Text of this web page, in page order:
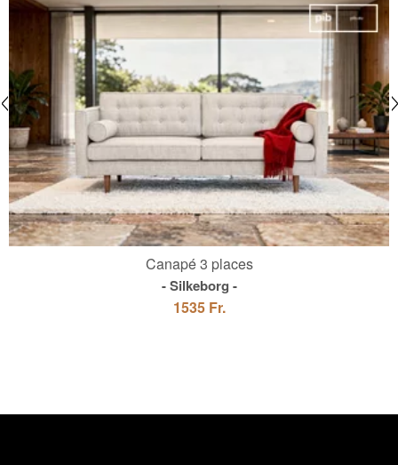
Canapé 3 places
Silkeborg
1535 Fr.